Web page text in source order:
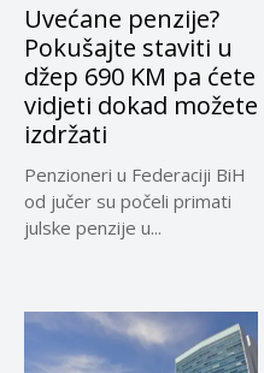
Uvećane penzije?
Pokušajte staviti u
džep 690 KM pa ćete
vidjeti dokad možete
izdržati
Penzioneri u Federaciji BiH
od jučer su počeli primati
julske penzije u...